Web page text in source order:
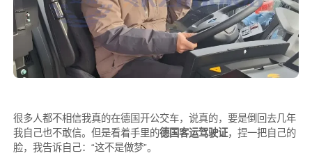
很多人都不相信我真的在德国开公交车，说真的，要是倒回去几年
我自己也不敢信。但是看着手里的德国客运驾驶证，捏一把自己的
脸，我告诉自己：“这不是做梦”。